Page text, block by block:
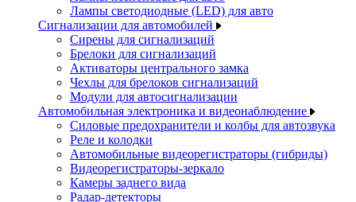
Лампы светодиодные (LED) для авто
Сигнализации для автомобилей
Сирены для сигнализаций
Брелоки для сигнализаций
Активаторы центрального замка
Чехлы для брелоков сигнализаций
Модули для автосигнализации
Автомобильная электроника и видеонаблюдение
Силовые предохранители и колбы для автозвука
Реле и колодки
Автомобильные видеорегистраторы (гибриды)
Видеорегистраторы-зеркало
Камеры заднего вида
Радар-детекторы